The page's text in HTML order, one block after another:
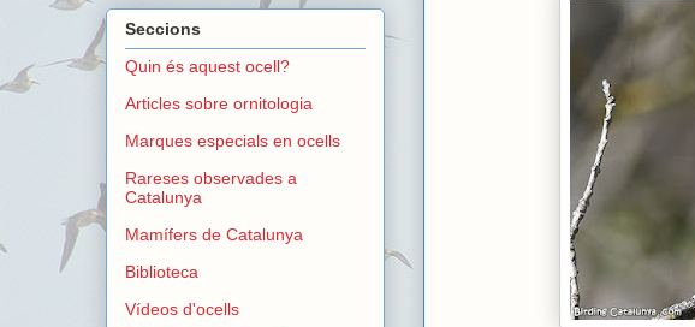
Seccions
Quin és aquest ocell?
Articles sobre ornitologia
Marques especials en ocells
Rareses observades a
Catalunya
Mamífers de Catalunya
Biblioteca
Vídeos d'ocells